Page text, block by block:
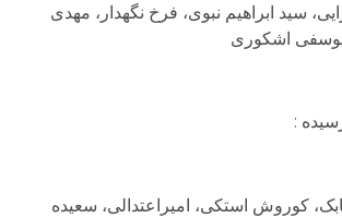
سید ابراهیم نبوی، فرخ نگهدار، مهدی
اشکوری
:
کوروش استکی، امیراعتدالی، سعیده